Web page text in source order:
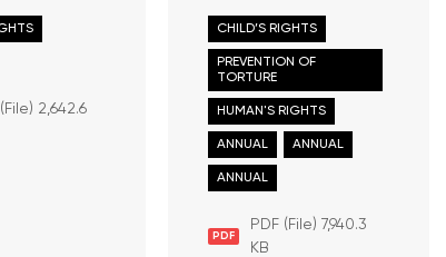
anul
2,642.6
libertăților omului în
Republica Moldova
în anul 2022
PDF
PDF (File) 7,940.3
KB
CHILD’S RIGHTS
PREVENTION OF
TORTURE
HUMAN'S RIGHTS
ANNUAL ANNUAL
ANNUAL